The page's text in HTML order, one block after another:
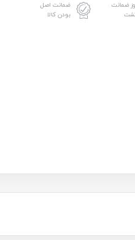
ضمانت
ضمانت اصل
بودن کالا